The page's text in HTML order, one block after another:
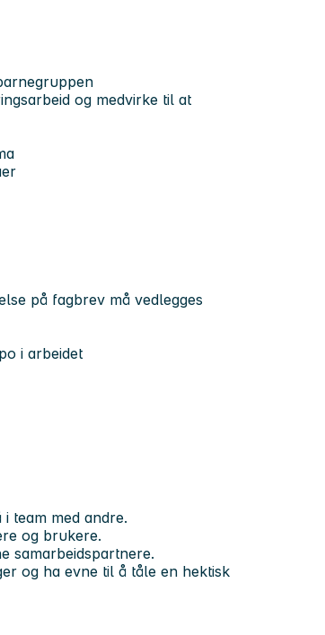
og medvirke til at
på fagbrev må vedlegges
i arbeidet
team med andre.
og brukere.
samarbeidspartnere.
og ha evne til å tåle en hektisk